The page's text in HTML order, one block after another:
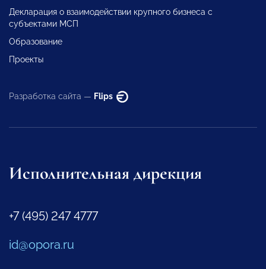
Декларация о взаимодействии крупного бизнеса с
субъектами МСП
Образование
Проекты
Разработка сайта — Flips
Исполнительная дирекция
+7 (495) 247 4777
id@opora.ru